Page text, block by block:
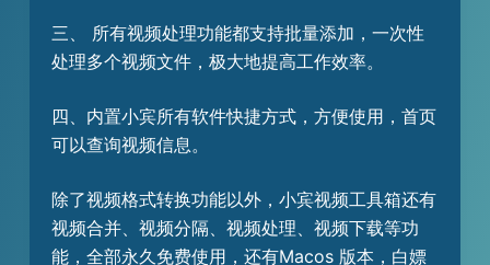
三、 所有视频处理功能都支持批量添加，一次性
处理多个视频文件，极大地提高工作效率。
四、内置小宾所有软件快捷方式，方便使用，首页
可以查询视频信息。
除了视频格式转换功能以外，小宾视频工具箱还有
视频合并、视频分隔、视频处理、视频下载等功
能，全部永久免费使用，还有Macos 版本，白嫖